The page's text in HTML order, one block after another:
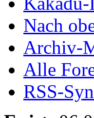
Nach
Archiv-
Alle
RSS-